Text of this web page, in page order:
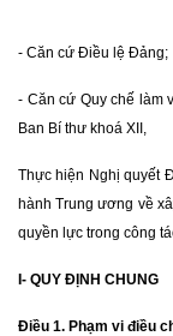
- Căn cứ Điều lệ Đảng;
- Căn cứ Quy chế làm
Ban Bí thư khoá XII,
Thực hiện Nghị quyết
hành Trung ương về
quyền lực trong công
I- QUY ĐỊNH CHUNG
Điều 1. Phạm vi điều